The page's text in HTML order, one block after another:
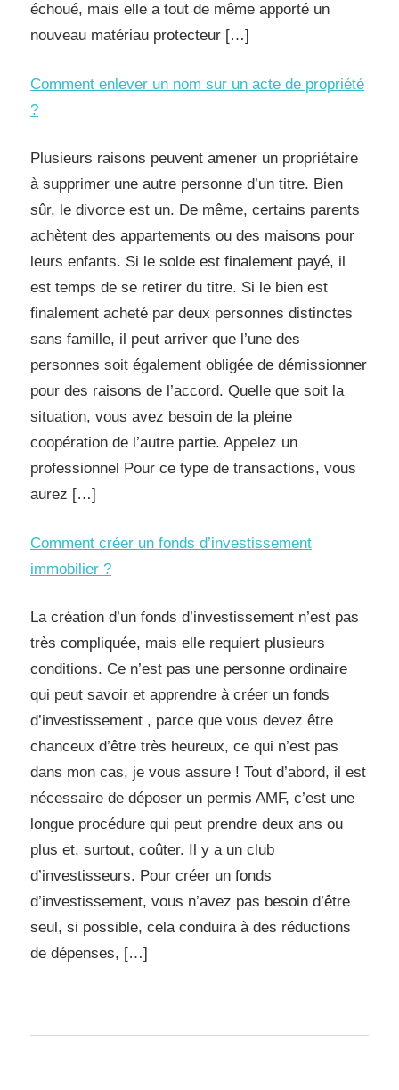
échoué, mais elle a tout de même apporté un
nouveau matériau protecteur […]
Comment enlever un nom sur un acte de propriété
?
Plusieurs raisons peuvent amener un propriétaire
à supprimer une autre personne d’un titre. Bien
sûr, le divorce est un. De même, certains parents
achètent des appartements ou des maisons pour
leurs enfants. Si le solde est finalement payé, il
est temps de se retirer du titre. Si le bien est
finalement acheté par deux personnes distinctes
sans famille, il peut arriver que l’une des
personnes soit également obligée de démissionner
pour des raisons de l’accord. Quelle que soit la
situation, vous avez besoin de la pleine
coopération de l’autre partie. Appelez un
professionnel Pour ce type de transactions, vous
aurez […]
Comment créer un fonds d’investissement
immobilier ?
La création d’un fonds d’investissement n’est pas
très compliquée, mais elle requiert plusieurs
conditions. Ce n’est pas une personne ordinaire
qui peut savoir et apprendre à créer un fonds
d’investissement , parce que vous devez être
chanceux d’être très heureux, ce qui n’est pas
dans mon cas, je vous assure ! Tout d’abord, il est
nécessaire de déposer un permis AMF, c’est une
longue procédure qui peut prendre deux ans ou
plus et, surtout, coûter. Il y a un club
d’investisseurs. Pour créer un fonds
d’investissement, vous n’avez pas besoin d’être
seul, si possible, cela conduira à des réductions
de dépenses, […]